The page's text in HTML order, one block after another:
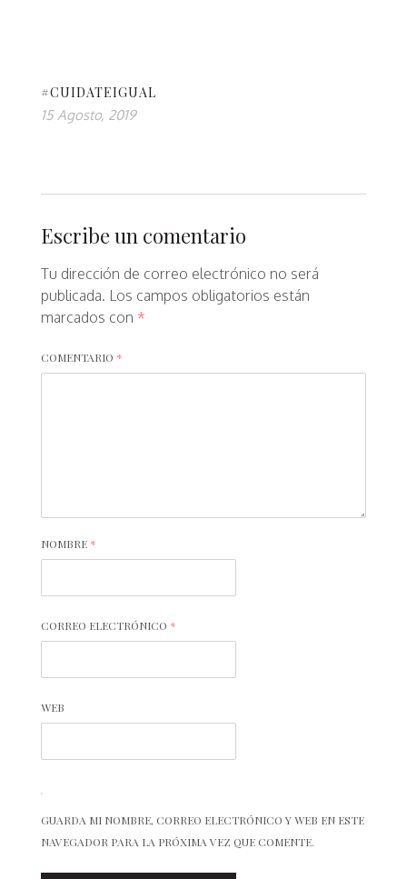
#CUIDATEIGUAL
15 Agosto, 2019
Escribe un comentario
Tu dirección de correo electrónico no será
publicada. Los campos obligatorios están
marcados con *
COMENTARIO *
NOMBRE *
CORREO ELECTRÓNICO *
WEB
GUARDA MI NOMBRE, CORREO ELECTRÓNICO Y WEB EN ESTE
NAVEGADOR PARA LA PRÓXIMA VEZ QUE COMENTE.